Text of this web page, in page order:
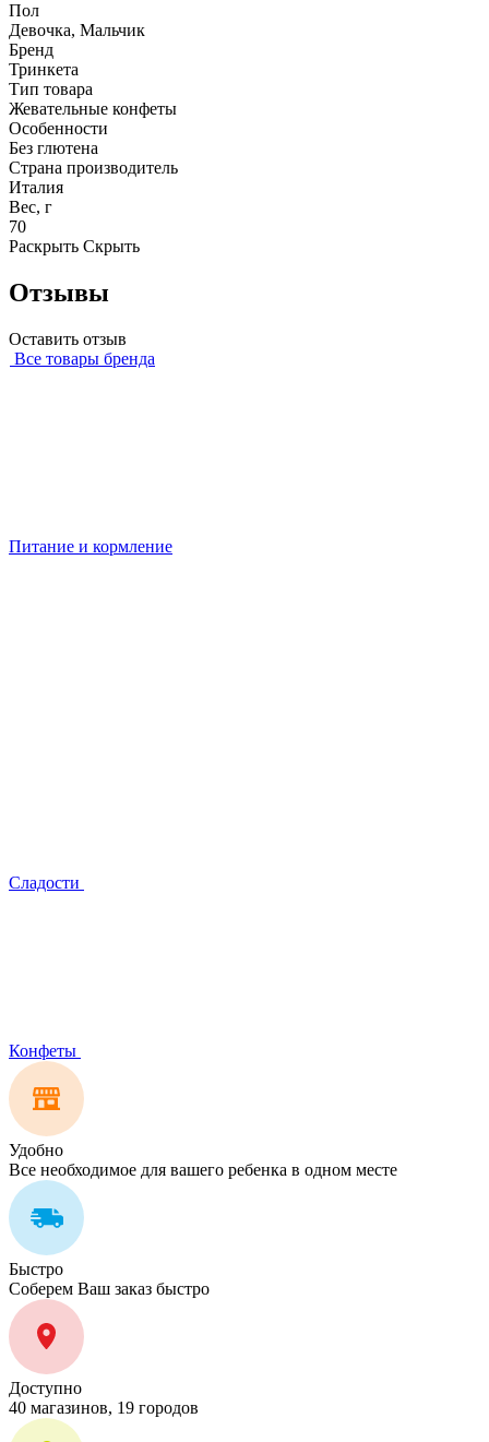
Пол
Девочка, Мальчик
Бренд
Тринкета
Тип товара
Жевательные конфеты
Особенности
Без глютена
Страна производитель
Италия
Вес, г
70
Раскрыть Скрыть
Отзывы
Оставить отзыв
Все товары бренда
Питание и кормление
Сладости
Конфеты
Удобно
Все необходимое для вашего ребенка в одном месте
Быстро
Соберем Ваш заказ быстро
Доступно
40 магазинов, 19 городов